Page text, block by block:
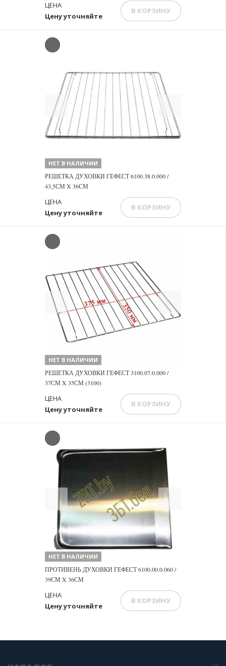
Цену уточняйте
ЦЕНА
В КОРЗИНУ
Previous Next
НЕТ В НАЛИЧИИ
РЕШЕТКА ДУХОВКИ ГЕФЕСТ 6100.38.0.000 /
43,5СМ X 36СМ
Цену уточняйте
ЦЕНА
В КОРЗИНУ
Previous Next
НЕТ В НАЛИЧИИ
РЕШЕТКА ДУХОВКИ ГЕФЕСТ 3100.07.0.000 /
37СМ X 35СМ (3100)
Цену уточняйте
ЦЕНА
В КОРЗИНУ
Previous Next
НЕТ В НАЛИЧИИ
ПРОТИВЕНЬ ДУХОВКИ ГЕФЕСТ 6100.00.0.060 /
39СМ X 36СМ
Цену уточняйте
ЦЕНА
В КОРЗИНУ